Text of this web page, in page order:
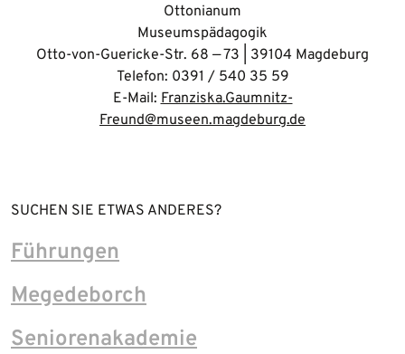
Ottonianum
Museumspädagogik
Otto-von-Guericke-Str. 68 — 73 | 39104 Magdeburg
Telefon: 0391 / 540 35 59
E-Mail: Franziska.Gaumnitz-
Freund@museen.magdeburg.de
SUCHEN SIE ETWAS ANDERES?
Führungen
Megedeborch
Seniorenakademie